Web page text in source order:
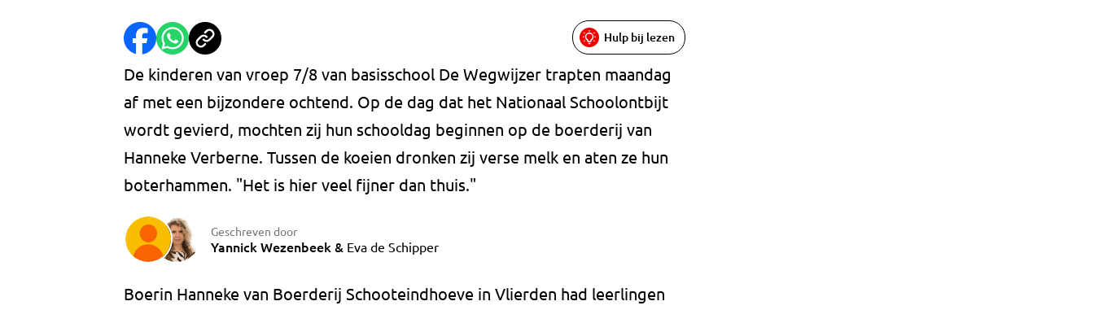
Hulp bij lezen
De kinderen van vroep 7/8 van basisschool De Wegwijzer trapten maandag
af met een bijzondere ochtend. Op de dag dat het Nationaal Schoolontbijt
wordt gevierd, mochten zij hun schooldag beginnen op de boerderij van
Hanneke Verberne. Tussen de koeien dronken zij verse melk en aten ze hun
boterhammen. "Het is hier veel fijner dan thuis."
Geschreven door
Yannick Wezenbeek& Eva de Schipper
Boerin Hanneke van Boerderij Schooteindhoeve in Vlierden had leerlingen